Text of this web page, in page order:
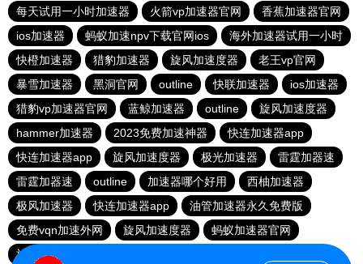
每天试用一小时加速器
火箭vp加速器官网
香蕉加速器官网
ios加速器
蚂蚁加速npv下载官网ios
海外加速器试用一小时
快橙加速器
猎豹加速器 旋风加速度器
老王vp官网
暴雪加速器
黑洞官网 outline 快联加速器
ios加速器
猎豹vp加速器官网
蓝鲸加速器 outline
旋风加速度器
hammer加速器
2023免费加速神器
快连加速器app
快连加速器app
旋风加速度器 极光加速器
雷霆加器速
雷霆加器速
outline 加速器哪个好用
西柚加速器
极风加速器
快连加速器app
油管加速器永久免费版
免费vqn加速外网
旋风加速度器
蚂蚁加速器官网
旋风加速度器